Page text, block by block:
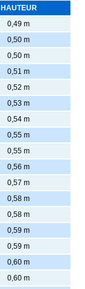
HAUTEUR
0,49 m
0,50 m
0,50 m
0,51 m
0,52 m
0,53 m
0,54 m
0,55 m
0,55 m
0,56 m
0,57 m
0,58 m
0,58 m
0,59 m
0,59 m
0,60 m
0,60 m